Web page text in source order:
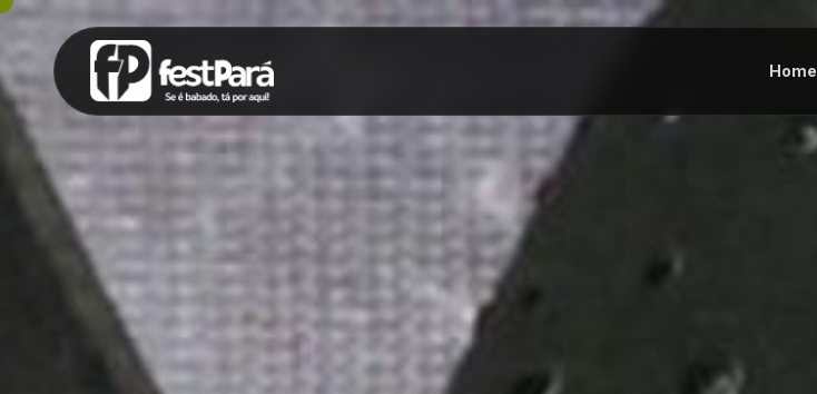
Home
SUGESTÕES:
Maria paula Eventos Esportes